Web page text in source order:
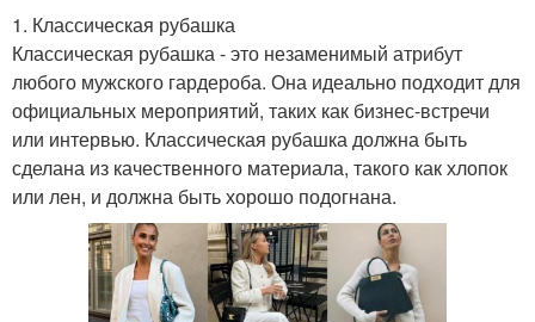
1. Классическая рубашка
Классическая рубашка - это незаменимый атрибут
любого мужского гардероба. Она идеально подходит для
официальных мероприятий, таких как бизнес-встречи
или интервью. Классическая рубашка должна быть
сделана из качественного материала, такого как хлопок
или лен, и должна быть хорошо подогнана.